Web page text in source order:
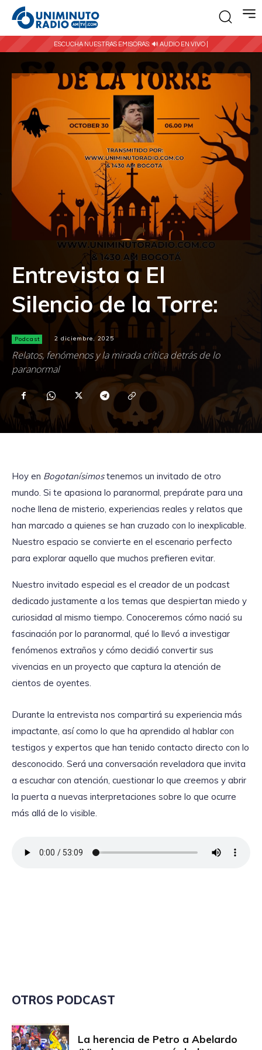
ESCUCHA NUESTRAS EMISORAS: 🔊 AUDIO EN VIVO |
Entrevista a El
Silencio de la Torre:
Podcast 2 diciembre, 2025
Relatos, fenómenos y la mirada crítica detrás de lo
paranormal
Hoy en Bogotanísimostenemos un invitado de otro
mundo. Si te apasiona lo paranormal, prepárate para una
noche llena de misterio, experiencias reales y relatos que
han marcado a quienes se han cruzado con lo inexplicable.
Nuestro espacio se convierte en el escenario perfecto
para explorar aquello que muchos prefieren evitar.
Nuestro invitado especial es el creador de un podcast
dedicado justamente a los temas que despiertan miedo y
curiosidad al mismo tiempo. Conoceremos cómo nació su
fascinación por lo paranormal, qué lo llevó a investigar
fenómenos extraños y cómo decidió convertir sus
vivencias en un proyecto que captura la atención de
cientos de oyentes.
Durante la entrevista nos compartirá su experiencia más
impactante, así como lo que ha aprendido al hablar con
testigos y expertos que han tenido contacto directo con lo
desconocido. Será una conversación reveladora que invita
a escuchar con atención, cuestionar lo que creemos y abrir
la puerta a nuevas interpretaciones sobre lo que ocurre
más allá de lo visible.
OTROS PODCAST
La herencia de Petro a Abelardo